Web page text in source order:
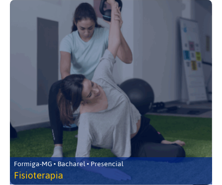
Formiga-MG • Bacharel • Presencial
Fisioterapia